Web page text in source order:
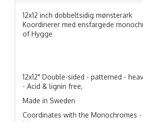
12x12 inch dobbeltsidig mønsterark
Koordinerer med ensfargede
of Hygge
12x12" Double-sided - patterned -
- Acid & lignin free,
Made in Sweden
Coordinates with the Monochromes